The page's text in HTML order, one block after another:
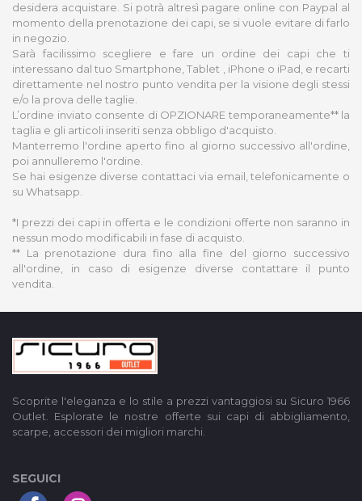
desidera acquistare. Si potrà altresì pagare online con Paypal al
momento della prenotazione dei capi, se si vuole evitare di farlo
in negozio.
Sarà facilissimo scegliere e fare un ordine dei capi che ti
interessano dal tuo Smartphone, Tablet , iPhone o iPad, e recarti
direttamente nel nostro punto vendita per la visione degli stessi
e/o la prova delle taglie.
L’ordine inviato consente di OPZIONARE temporaneamente** la
taglia e gli articoli inseriti senza obbligo d'acquisto.
Manterremo l'ordine aperto fino al giorno successivo all'ordine,
poi annulleremo l'ordine.
Se hai esigenze diverse contattaci via email, telefonicamente o
su Whatsapp.
*I prezzi dei capi in offerta e le condizioni offerte non saranno in
nessun modo modificabili in fase di acquisto.
** La prenotazione dura fino alla fine del giorno successivo
all'ordine, in caso di esigenze diverse contattare il punto
vendita.
Scoprite l'eleganza e lo stile a prezzi vantaggiosi su Sicuro 1966
Outlet. Esplorate le nostre offerte sui capi di abbigliamento,
scarpe, accessori dei migliori marchi.
SEGUICI